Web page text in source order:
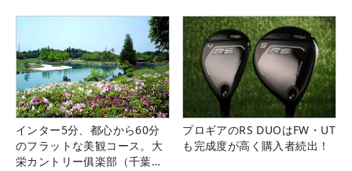
インター5分、都心から60分
のフラットな美観コース。大
栄カントリー俱楽部（千葉
プロギアのRS DUOはFW・UT
も完成度が高く購入者続出！